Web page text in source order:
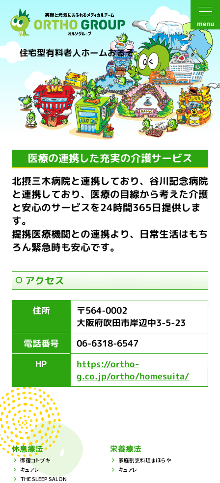
menu
住宅型有料老人ホームおるそ
医療の連携した充実の介護サービス
北摂三木病院と連携しており、谷川記念病院
と連携しており、 医療の目線から考えた介護
と安心のサービスを24時間365日提供しま
す。
提携医療機関との連携より、日常生活はもち
ろん緊急時も安心です。
アクセス
住所 〒564-0002
大阪府吹田市岸辺中3-5-23
電話番号 06-6318-6547
HP https://ortho-
g.co.jp/ortho/homesuita/
休息療法
御宿コトブキ
キュアレ
THE SLEEP SALON
栄養療法
家庭割烹料理まほらや
キュアレ